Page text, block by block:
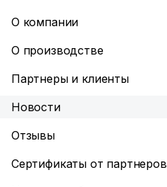
О компании
О производстве
Партнеры и клиенты
Новости
Отзывы
Сертификаты от партнеров